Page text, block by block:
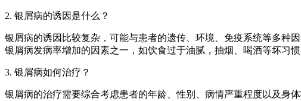
2. 银屑病的诱因是什么？
银屑病的诱因比较复杂，可能与患者的遗传、环境、免疫系统等多种
银屑病发病率增加的因素之一，如饮食过于油腻，抽烟、喝酒等坏习惯
3. 银屑病如何治疗？
银屑病的治疗需要综合考虑患者的年龄、性别、病情严重程度以及身